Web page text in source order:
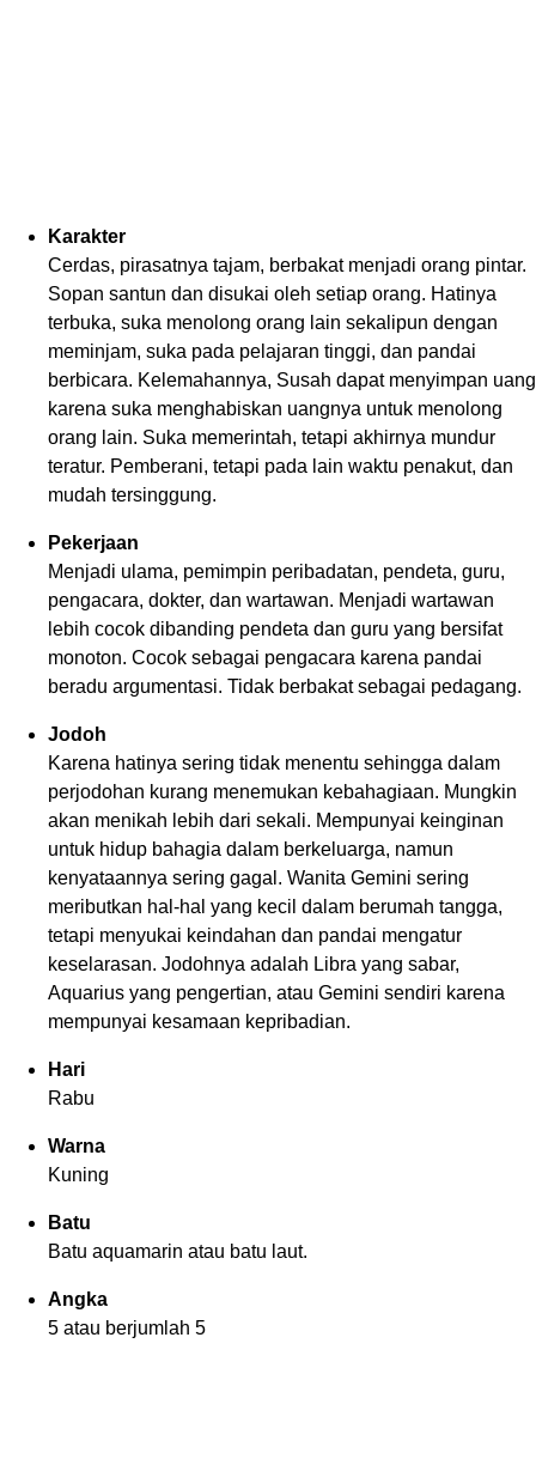
Karakter
Cerdas, pirasatnya tajam, berbakat menjadi orang pintar.
Sopan santun dan disukai oleh setiap orang. Hatinya
terbuka, suka menolong orang lain sekalipun dengan
meminjam, suka pada pelajaran tinggi, dan pandai
berbicara. Kelemahannya, Susah dapat menyimpan uang
karena suka menghabiskan uangnya untuk menolong
orang lain. Suka memerintah, tetapi akhirnya mundur
teratur. Pemberani, tetapi pada lain waktu penakut, dan
mudah tersinggung.
Pekerjaan
Menjadi ulama, pemimpin peribadatan, pendeta, guru,
pengacara, dokter, dan wartawan. Menjadi wartawan
lebih cocok dibanding pendeta dan guru yang bersifat
monoton. Cocok sebagai pengacara karena pandai
beradu argumentasi. Tidak berbakat sebagai pedagang.
Jodoh
Karena hatinya sering tidak menentu sehingga dalam
perjodohan kurang menemukan kebahagiaan. Mungkin
akan menikah lebih dari sekali. Mempunyai keinginan
untuk hidup bahagia dalam berkeluarga, namun
kenyataannya sering gagal. Wanita Gemini sering
meributkan hal-hal yang kecil dalam berumah tangga,
tetapi menyukai keindahan dan pandai mengatur
keselarasan. Jodohnya adalah Libra yang sabar,
Aquarius yang pengertian, atau Gemini sendiri karena
mempunyai kesamaan kepribadian.
Hari
Rabu
Warna
Kuning
Batu
Batu aquamarin atau batu laut.
Angka
5 atau berjumlah 5